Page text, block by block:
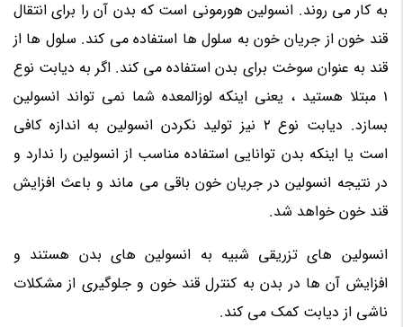
به کار می روند. انسولین هورمونی است که بدن آن را برای انتقال
قند خون از جریان خون به سلول ها استفاده می کند. سلول ها از
قند به عنوان سوخت برای بدن استفاده می کند. اگر به دیابت نوع
1 مبتلا هستید ، یعنی اینکه لوزالمعده شما نمی تواند انسولین
بسازد. دیابت نوع 2 نیز تولید نکردن انسولین به اندازه کافی
است یا اینکه بدن توانایی استفاده مناسب از انسولین را ندارد و
در نتیجه انسولین در جریان خون باقی می ماند و باعث افزایش
قند خون خواهد شد.
انسولین های تزریقی شبیه به انسولین های بدن هستند و
افزایش آن ها در بدن به کنترل قند خون و جلوگیری از مشکلات
ناشی از دیابت کمک می کند.